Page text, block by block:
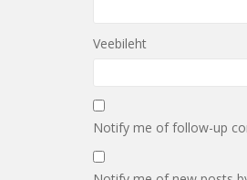
Veebileht
Notify me of follow-up